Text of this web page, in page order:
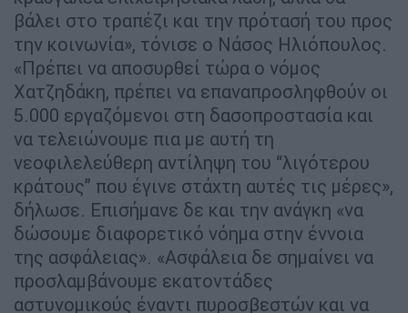
βάλει στο τραπέζι και την πρότασή του προς
την κοινωνία», τόνισε ο Νάσος Ηλιόπουλος.
«Πρέπει να αποσυρθεί τώρα ο νόμος
Χατζηδάκη, πρέπει να επαναπροσληφθούν οι
5.000 εργαζόμενοι στη δασοπροστασία και
να τελειώνουμε πια με αυτή τη
νεοφιλελεύθερη αντίληψη του “λιγότερου
κράτους” που έγινε στάχτη αυτές τις μέρες»,
δήλωσε. Επισήμανε δε και την ανάγκη «να
δώσουμε διαφορετικό νόημα στην έννοια
της ασφάλειας». «Ασφάλεια δε σημαίνει να
προσλαμβάνουμε εκατοντάδες
αστυνομικούς έναντι πυροσβεστών και να